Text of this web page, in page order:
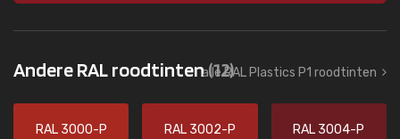
Andere RAL roodtinten(12)
alle RAL Plastics P1 roodtinten
RAL 3000-P RAL 3002-P RAL 3004-P